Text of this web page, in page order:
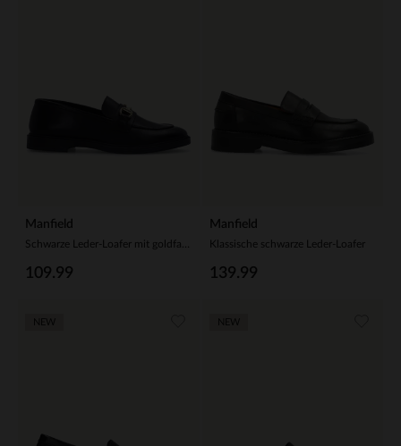
Manfield
109.99
Manfield
Klassische schwarze Leder-Loafer
139.99